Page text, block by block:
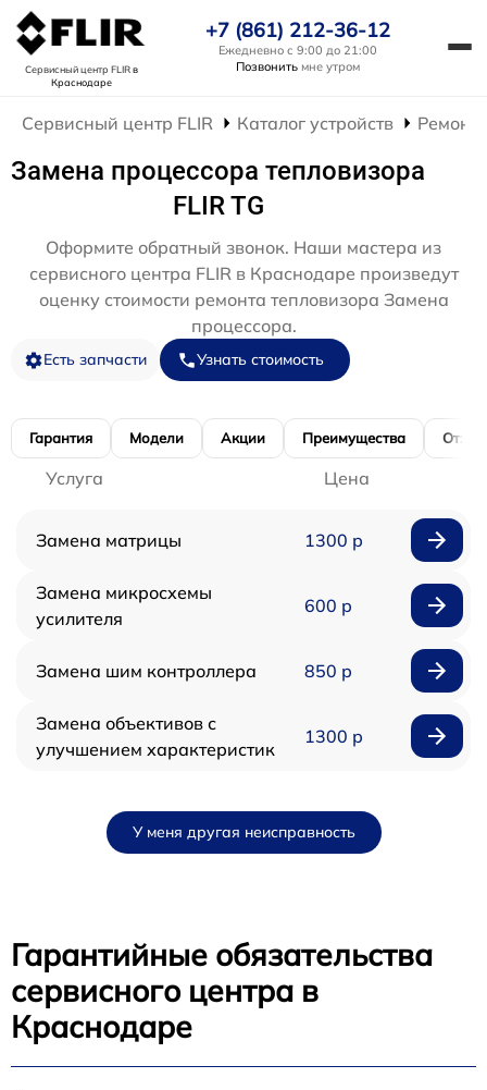
Сервисный центр FLIRв
Краснодаре
+7 (861) 212-36-12
Ежедневно с 9:00 до 21:00
Позвонить мне утром
Сервисный центр FLIR Каталог устройств Ремонт
Замена процессора тепловизора
FLIR TG
Оформите обратный звонок. Наши мастера из
сервисного центра FLIR в Краснодаре произведут
оценку стоимости ремонта тепловизора Замена
процессора.
Есть запчасти Узнать стоимость
Гарантия Модели Акции Преимущества
Услуга Цена
Замена матрицы 1300 р
Замена микросхемы
усилителя
600 р
Замена шим контроллера 850 р
Замена объективов с
улучшением характеристик
1300 р
У меня другая неисправность
Гарантийные обязательства
сервисного центра в
Краснодаре